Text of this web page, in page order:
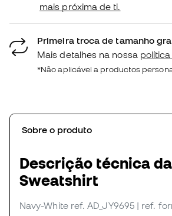
mais próxima de ti.
Primeira troca de tamanho
Mais detalhes na nossa
*Não aplicável a productos
Sobre o produto
Descrição técnica da
Sweatshirt
Navy-White ref. AD_JY9695 | ref.